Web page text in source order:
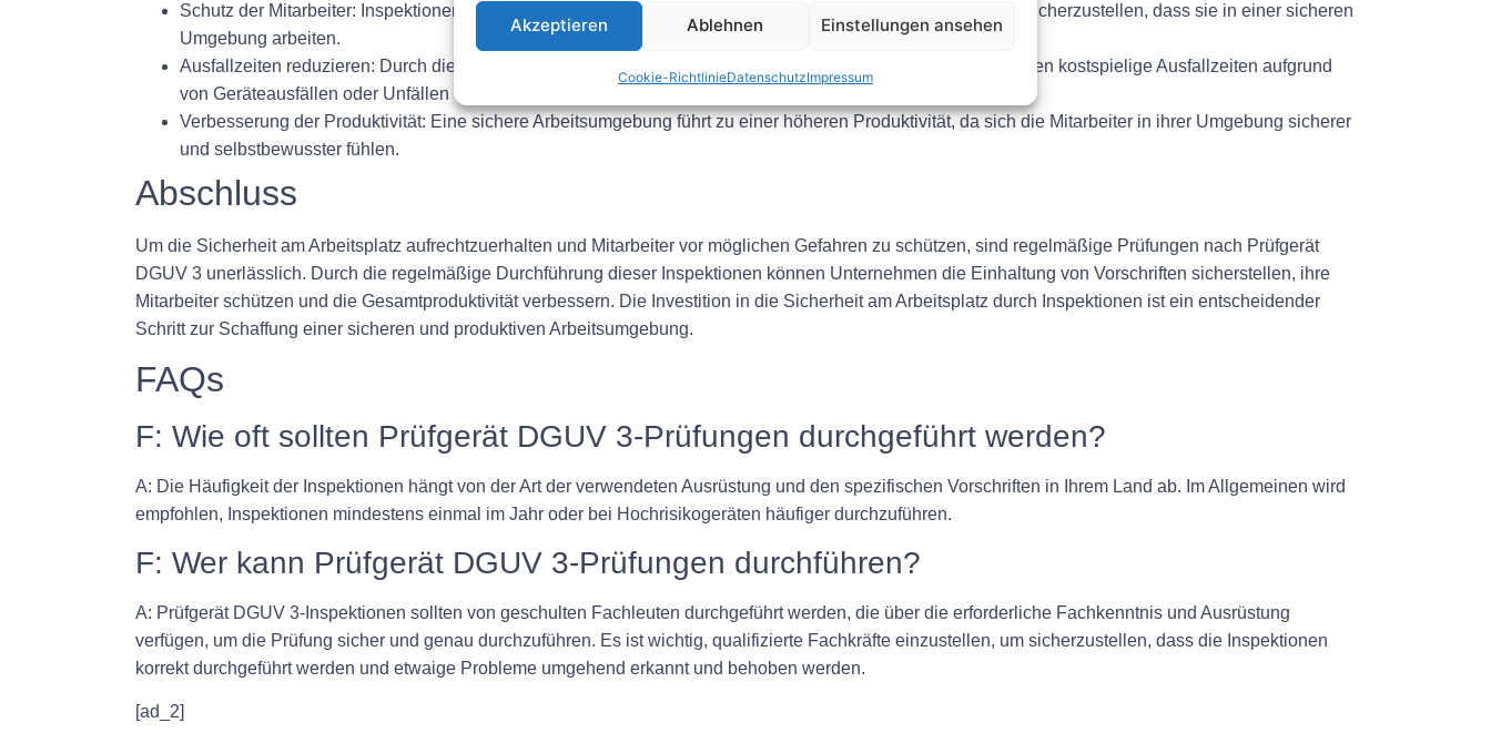
Akzeptieren Ablehnen Einstellungen ansehen
Cookie-RichtlinieDatenschutzImpressum
Schutz der Mitarbeiter: Inspektionen tragen dazu bei, Mitarbeiter vor potenziellen Gefahren zu schützen und sicherzustellen, dass sie in einer sicheren
Umgebung arbeiten.
Ausfallzeiten reduzieren: Durch die frühzeitige Erkennung und Behebung von Problemen können Unternehmen kostspielige Ausfallzeiten aufgrund
von Geräteausfällen oder Unfällen verhindern.
Verbesserung der Produktivität: Eine sichere Arbeitsumgebung führt zu einer höheren Produktivität, da sich die Mitarbeiter in ihrer Umgebung sicherer
und selbstbewusster fühlen.
Abschluss
Um die Sicherheit am Arbeitsplatz aufrechtzuerhalten und Mitarbeiter vor möglichen Gefahren zu schützen, sind regelmäßige Prüfungen nach Prüfgerät
DGUV 3 unerlässlich. Durch die regelmäßige Durchführung dieser Inspektionen können Unternehmen die Einhaltung von Vorschriften sicherstellen, ihre
Mitarbeiter schützen und die Gesamtproduktivität verbessern. Die Investition in die Sicherheit am Arbeitsplatz durch Inspektionen ist ein entscheidender
Schritt zur Schaffung einer sicheren und produktiven Arbeitsumgebung.
FAQs
F: Wie oft sollten Prüfgerät DGUV 3-Prüfungen durchgeführt werden?
A: Die Häufigkeit der Inspektionen hängt von der Art der verwendeten Ausrüstung und den spezifischen Vorschriften in Ihrem Land ab. Im Allgemeinen wird
empfohlen, Inspektionen mindestens einmal im Jahr oder bei Hochrisikogeräten häufiger durchzuführen.
F: Wer kann Prüfgerät DGUV 3-Prüfungen durchführen?
A: Prüfgerät DGUV 3-Inspektionen sollten von geschulten Fachleuten durchgeführt werden, die über die erforderliche Fachkenntnis und Ausrüstung
verfügen, um die Prüfung sicher und genau durchzuführen. Es ist wichtig, qualifizierte Fachkräfte einzustellen, um sicherzustellen, dass die Inspektionen
korrekt durchgeführt werden und etwaige Probleme umgehend erkannt und behoben werden.
[ad_2]